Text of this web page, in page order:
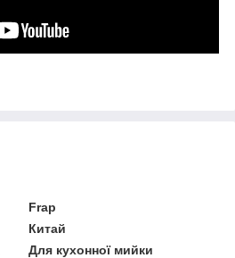
Frap
Китай
Для кухонної мийки